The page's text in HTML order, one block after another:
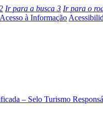
Ir para a busca 3 Ir para o
Acesso à Informação
– Selo Turismo